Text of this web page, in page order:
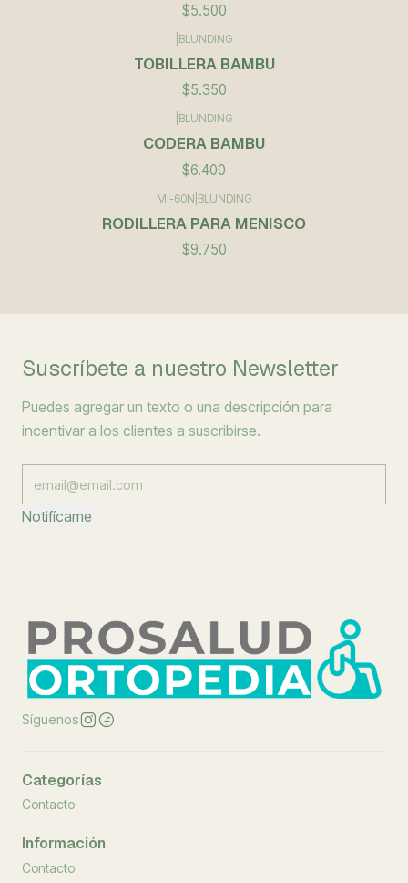
$5.500
BLUNDING
TOBILLERA BAMBU
$5.350
BLUNDING
CODERA BAMBU
$6.400
MI-60N BLUNDING
RODILLERA PARA MENISCO
$9.750
Suscríbete a nuestro Newsletter
Puedes agregar un texto o una descripción para
incentivar a los clientes a suscribirse.
Notifícame
Síguenos
Categorías
Contacto
Información
Contacto